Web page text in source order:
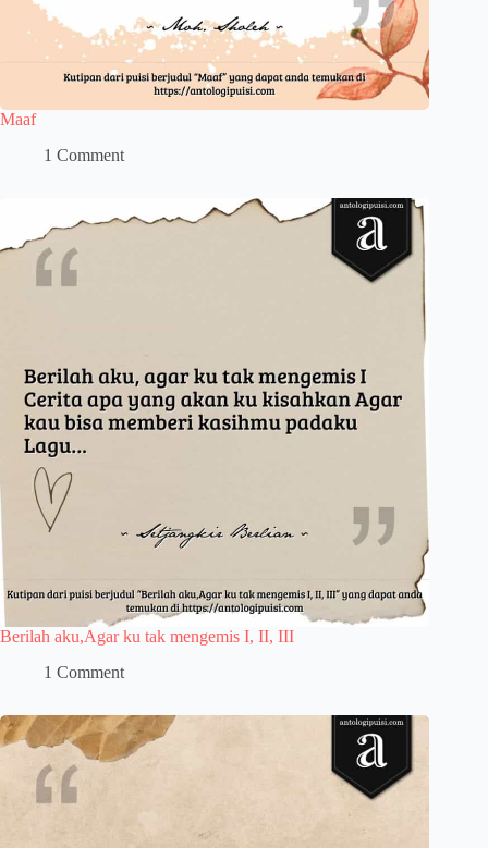
Maaf
1 Comment
Berilah aku,Agar ku tak mengemis I, II, III
1 Comment